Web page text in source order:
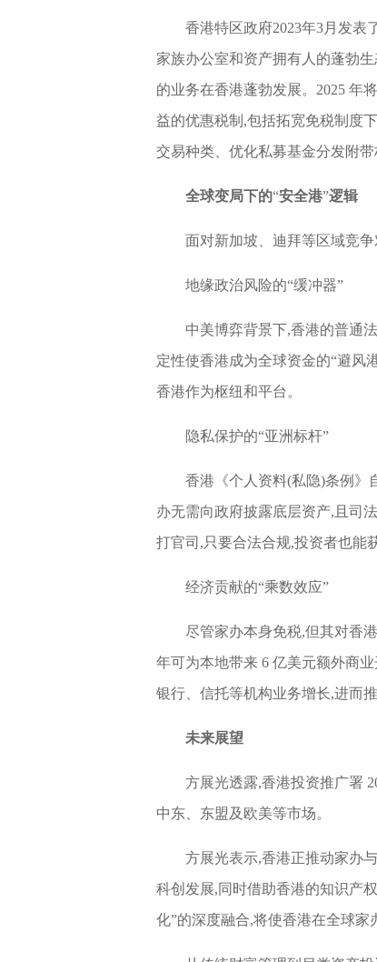
香港特区政府2023年3月发表
家族办公室和资产拥有人的蓬勃
的业务在香港蓬勃发展。2025 年
益的优惠税制,包括拓宽免税制度
交易种类、优化私募基金分发附带
全球变局下的“安全港”逻辑
面对新加坡、迪拜等区域竞
地缘政治风险的“缓冲器”
中美博弈背景下,香港的普通
定性使香港成为全球资金的“避风
香港作为枢纽和平台。
隐私保护的“亚洲标杆”
香港《个人资料(私隐)条例》
办无需向政府披露底层资产,且司
打官司,只要合法合规,投资者也能
经济贡献的“乘数效应”
尽管家办本身免税,但其对香
年可为本地带来 6 亿美元额外商
银行、信托等机构业务增长,进而
未来展望
方展光透露,香港投资推广署
中东、东盟及欧美等市场。
方展光表示,香港正推动家办
科创发展,同时借助香港的知识产
化”的深度融合,将使香港在全球家